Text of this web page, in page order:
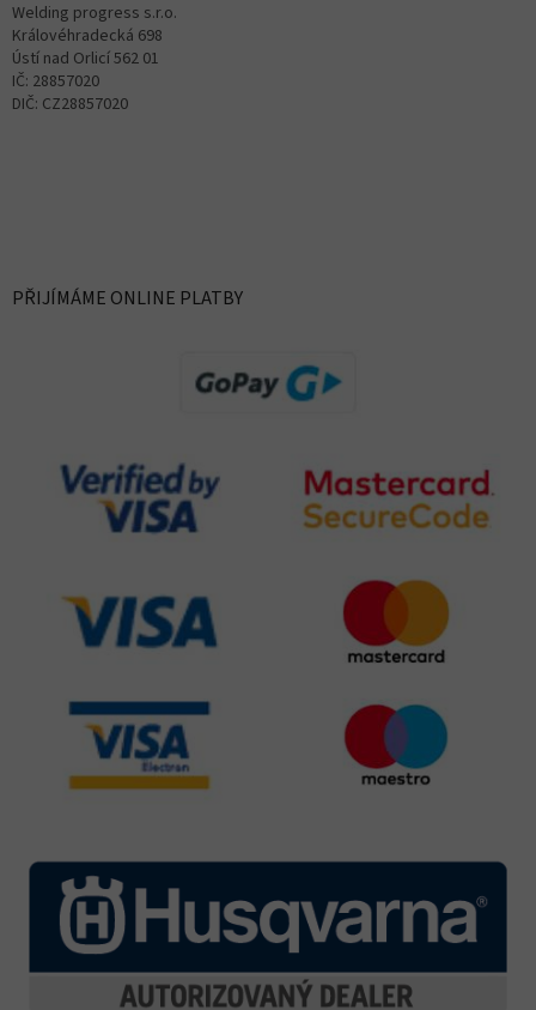
Welding progress s.r.o.
Královéhradecká 698
Ústí nad Orlicí 562 01
IČ: 28857020
DIČ: CZ28857020
PŘIJÍMÁME ONLINE PLATBY